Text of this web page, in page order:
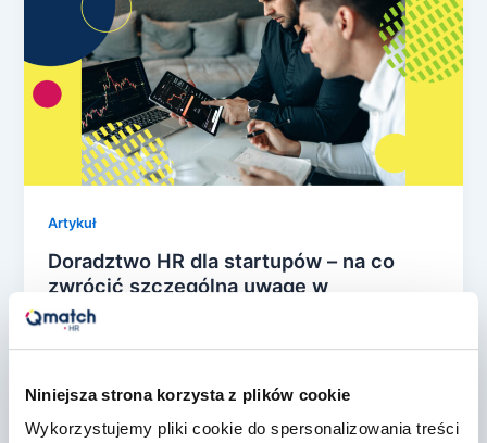
Niniejsza strona korzysta z plików cookie
Wykorzystujemy pliki cookie do spersonalizowania treści
Artykuł
Doradztwo HR dla startupów – na co
zwrócić szczególną uwagę w
początkowej fazie rozwoju?
się na rozwijaniu produktu, technologii,
pozyskiwaniu klientów oraz zdobywaniu